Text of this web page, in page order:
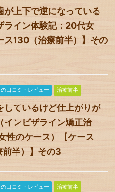
が上下で逆になっている
ライン体験記：20代女
ス130（治療前半）】その
口コミ・レビュー 治療前半
しているけど仕上がりが
インビザライン矯正治
性のケース）【ケース
半）】その3
口コミ・レビュー 治療前半